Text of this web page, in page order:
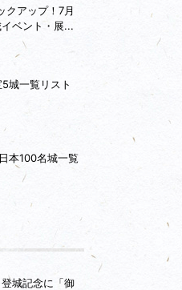
クアップ！7月
ベント・展...
城一覧リスト
本100名城一覧
城記念に「御